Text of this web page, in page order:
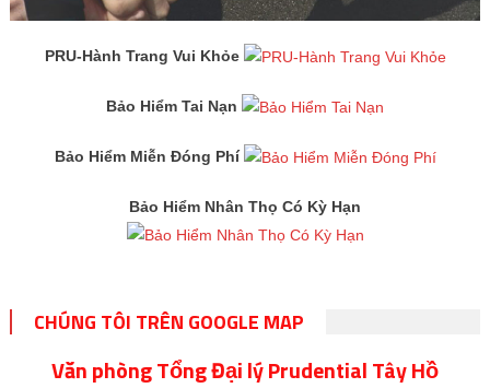
PRU-Hành Trang Vui Khỏe
Bảo Hiểm Tai Nạn
Bảo Hiểm Miễn Đóng Phí
Bảo Hiểm Nhân Thọ Có Kỳ Hạn
CHÚNG TÔI TRÊN GOOGLE MAP
Văn phòng Tổng Đại lý Prudential Tây Hồ